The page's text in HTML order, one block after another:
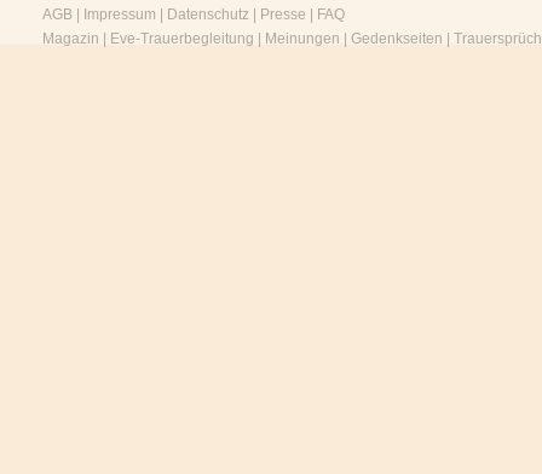
AGB
Impressum Datenschutz Presse
FAQ
Magazin
Eve-Trauerbegleitung Meinungen Gedenkseiten